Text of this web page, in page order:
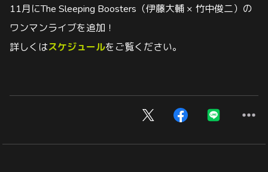
11月にThe Sleeping Boosters（伊藤大輔 × 竹中俊二）の
ワンマンライブを追加！
詳しくはスケジュールをご覧ください。